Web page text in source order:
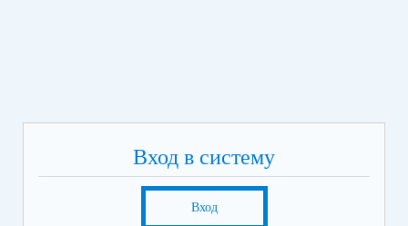
Вход в систему
Вход